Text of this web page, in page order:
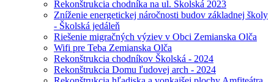
Rekonštrukcia chodníka na ul. Školská 2023
Zníženie energetickej náročnosti budov základnej školy
- Školská jedáleň
Riešenie migračných výziev v Obci Zemianska Olča
Wifi pre Teba Zemianska Olča
Rekonštrukcia chodníkov Školská - 2024
Rekonštrukcia Domu ľudovej arch - 2024